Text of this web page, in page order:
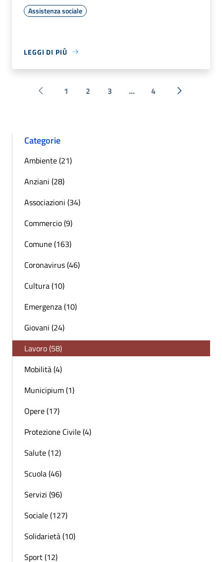
Assistenza sociale
LEGGI DI PIÙ
Pagina precedente
1 2 3 ... 4 Successiva
Categorie
Ambiente (21)
Anziani (28)
Associazioni (34)
Commercio (9)
Comune (163)
Coronavirus (46)
Cultura (10)
Emergenza (10)
Giovani (24)
Lavoro (58)
Mobilità (4)
Municipium (1)
Opere (17)
Protezione Civile (4)
Salute (12)
Scuola (46)
Servizi (96)
Sociale (127)
Solidarietà (10)
Sport (12)